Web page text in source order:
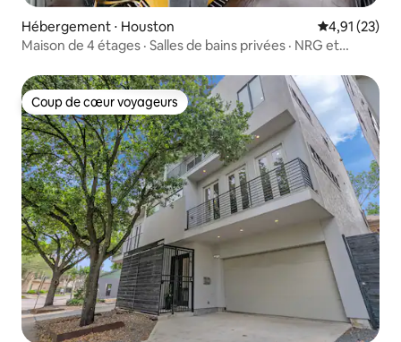
Hébergement ⋅ Houston Évaluation
4,91 (23)
Maison de 4 étages · Salles de bains privées · NRG et
Coup de cœur voyageurs
Coup de cœur voyageurs